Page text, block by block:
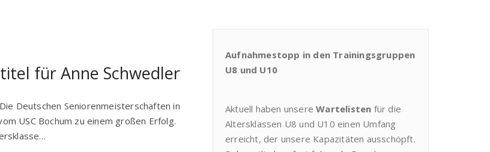
für Anne Schwedler
Deutschen Seniorenmeisterschaften in
USC Bochum zu einem großen Erfolg.
Aufnahmestopp in den Trainingsgruppen
U8 und U10
Aktuell haben unsereWartelisten für die
Altersklassen U8 und U10 einen Umfang
erreicht, der unsere Kapazitäten ausschöpft.